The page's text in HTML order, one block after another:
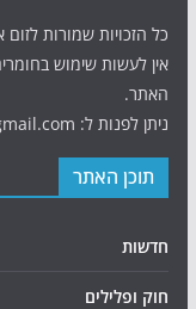
כל הזכויות שמורות
אין לעשות שימוש
האתר.
ניתן לפנות ל: Avihai.ZoomAt@gmail.com
תוכן האתר
חדשות
חוק ופלילים